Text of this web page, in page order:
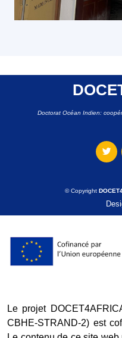
Doctorat Océan Indien:
© Copyright
Le projet
CBHE-STRAND-2) est